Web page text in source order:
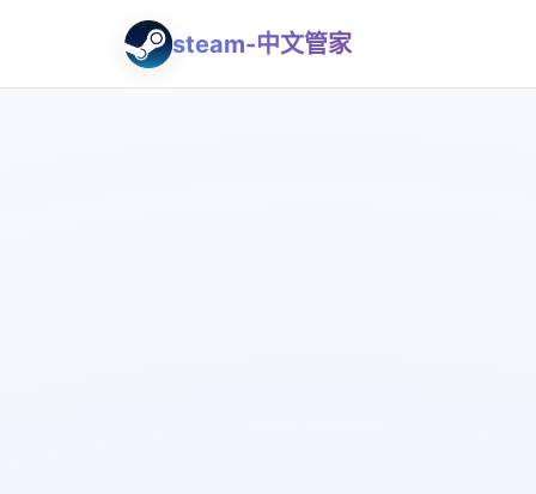
steam-中文管家